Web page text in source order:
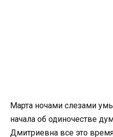
Марта ночами слезами
начала об одиночестве
Дмитриевна все это